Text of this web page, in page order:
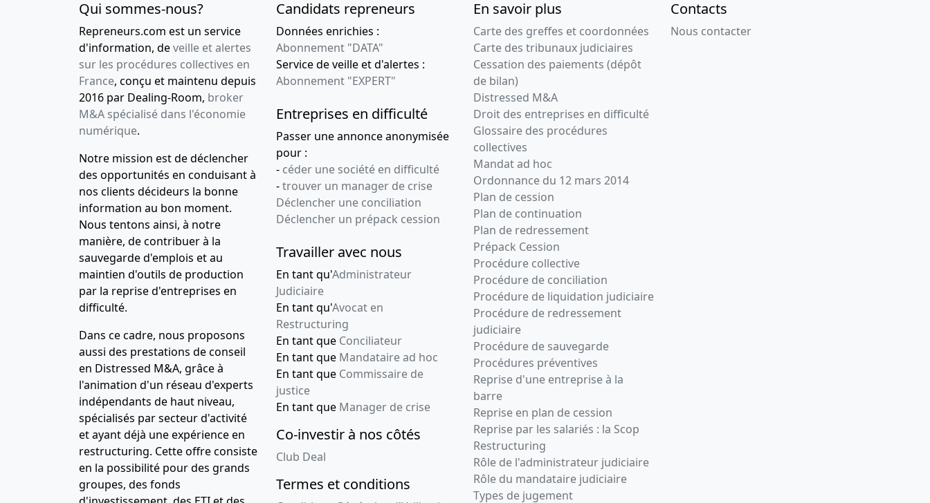
Qui sommes-nous?
Repreneurs.com est un service
d'information, deveille et alertes
sur les procédures collectives en
France, conçu et maintenu depuis
2016 par Dealing-Room, broker
M&A spécialisé dans l'économie
numérique.
Notre mission est de déclencher
des opportunités en conduisant à
nos clients décideurs la bonne
information au bon moment.
Nous tentons ainsi, à notre
manière, de contribuer à la
sauvegarde d'emplois et au
maintien d'outils de production
par la reprise d'entreprises en
difficulté.
Dans ce cadre, nous proposons
aussi des prestations de conseil
en Distressed M&A, grâce à
l'animation d'un réseau d'experts
indépendants de haut niveau,
spécialisés par secteur d'activité
et ayant déjà une expérience en
restructuring. Cette offre consiste
en la possibilité pour des grands
groupes, des fonds
Candidats repreneurs
Données enrichies :
Abonnement "DATA"
Service de veille et d'alertes :
Abonnement "EXPERT"
Entreprises en difficulté
Passer une annonce anonymisée
pour :
- céder une société en difficulté
-trouver un manager de crise
Déclencher une conciliation
Déclencher un prépack cession
Travailler avec nous
En tant qu'Administrateur
Judiciaire
En tant qu'Avocat en
Restructuring
En tant que Conciliateur
En tant que Mandataire ad hoc
En tant que Commissaire de
justice
En tant que Manager de crise
Co-investir à nos côtés
Club Deal
Termes et conditions
En savoir plus
Carte des greffes et coordonnées
Carte des tribunaux judiciaires
Cessation des paiements (dépôt
de bilan)
Distressed M&A
Droit des entreprises en difficulté
Glossaire des procédures
collectives
Mandat ad hoc
Ordonnance du 12 mars 2014
Plan de cession
Plan de continuation
Plan de redressement
Prépack Cession
Procédure collective
Procédure de conciliation
Procédure de liquidation judiciaire
Procédure de redressement
judiciaire
Procédure de sauvegarde
Procédures préventives
Reprise d'une entreprise à la
barre
Reprise en plan de cession
Reprise par les salariés : la Scop
Restructuring
Rôle de l'administrateur judiciaire
Rôle du mandataire judiciaire
Types de jugement
Contacts
Nous contacter